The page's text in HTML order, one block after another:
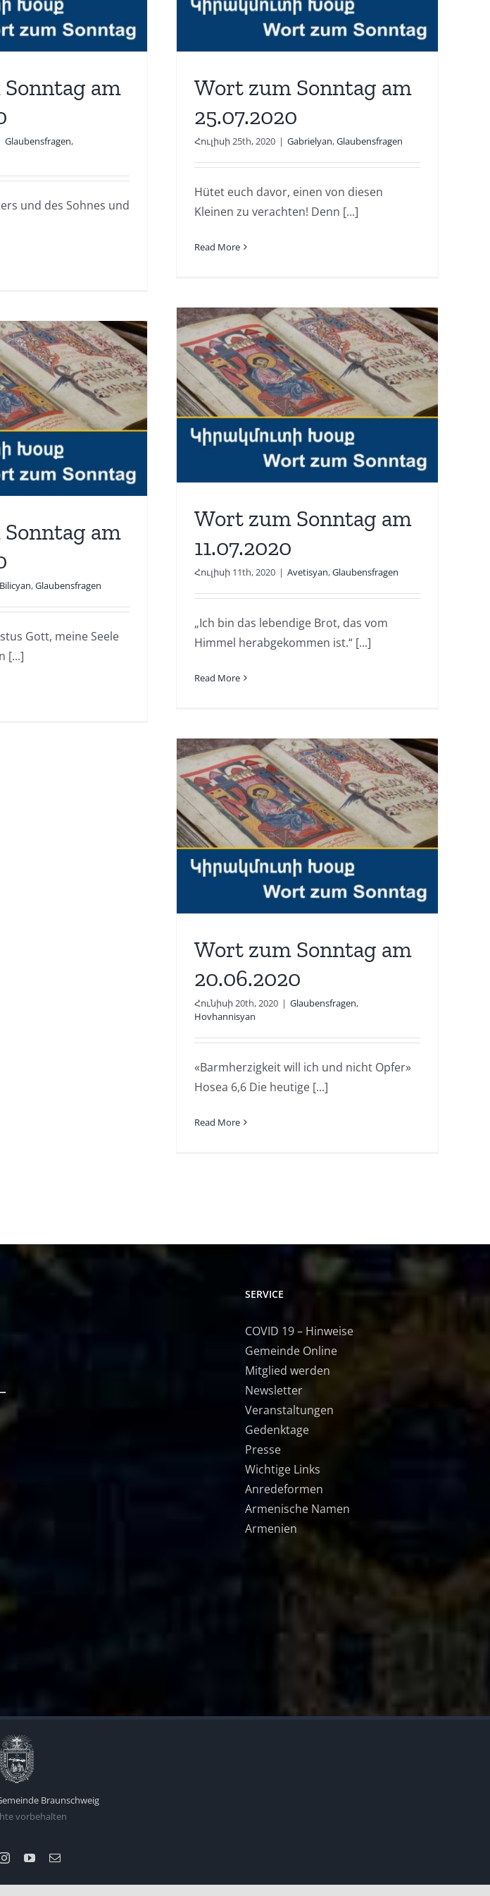
am
Glaubensfragen,
und des Sohnes und
Glaubensfragen
Wort zum Sonntag am
25.07.2020
Հուլիսի 25th, 2020 | Gabrielyan,Glaubensfragen
Hütet euch davor, einen von diesen
Kleinen zu verachten! Denn [...]
Read More
Sonntag am
11.07.2020
Wort zum Sonntag am
11.07.2020
Հուլիսի 11th, 2020 | Avetisyan,Glaubensfragen
„Ich bin das lebendige Brot, das vom
Himmel herabgekommen ist.“ [...]
Read More
am
Bilicyan,Glaubensfragen
Gott, meine Seele
[...]
Wort zum Sonntag am
20.06.2020
Հունիսի 20th, 2020 | Glaubensfragen,
Hovhannisyan
«Barmherzigkeit will ich und nicht Opfer»
Hosea 6,6 Die heutige [...]
Read More
SERVICE
COVID 19 – Hinweise
Gemeinde Online
Mitglied werden
Newsletter
Veranstaltungen
Gedenktage
Presse
Wichtige Links
Anredeformen
Armenische Namen
Armenien
Braunschweig
vorbehalten
InstagramYouTubeEmail